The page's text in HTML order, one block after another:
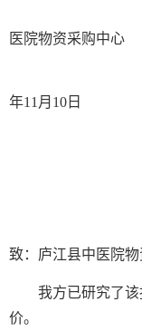
医院物资采购中心
年11月10日
致：庐江县中医院
我方已研究了
价。